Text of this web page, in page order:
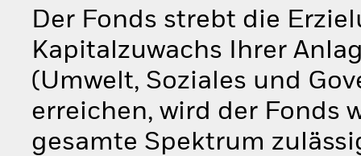
Der Fonds strebt die
Kapitalzuwachs Ihrer
(Umwelt, Soziales und
erreichen, wird der Fonds
gesamte Spektrum